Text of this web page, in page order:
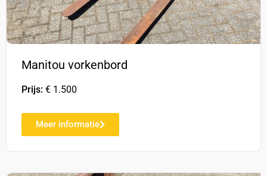
Manitou vorkenbord
Prijs: € 1.500
Meer informatie